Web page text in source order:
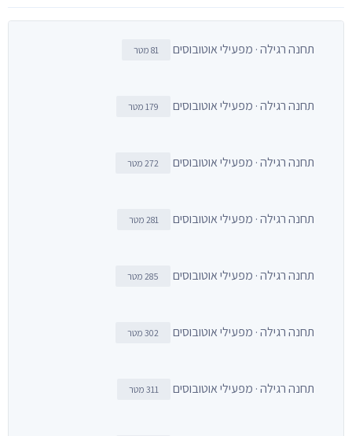
תחנה רגילה · מפעילי אוטובוסים 81 מטר
תחנה רגילה · מפעילי אוטובוסים 179 מטר
תחנה רגילה · מפעילי אוטובוסים 272 מטר
תחנה רגילה · מפעילי אוטובוסים 281 מטר
תחנה רגילה · מפעילי אוטובוסים 285 מטר
תחנה רגילה · מפעילי אוטובוסים 302 מטר
תחנה רגילה · מפעילי אוטובוסים 311 מטר